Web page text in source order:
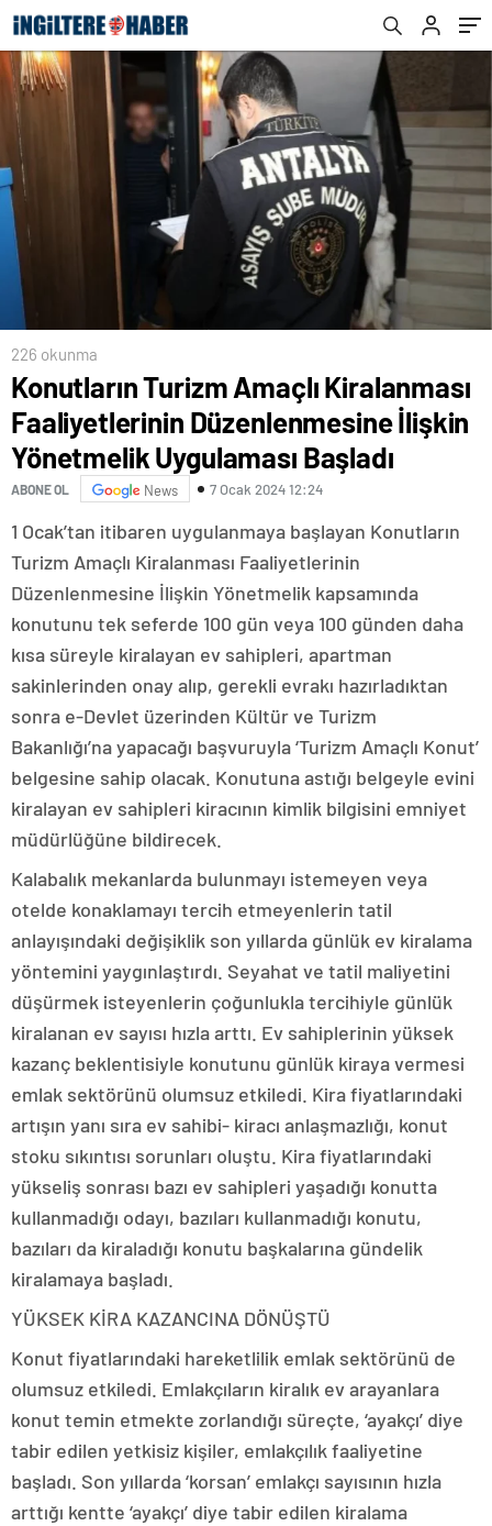
Yönetmelik Uygulaması Başladı
226 okunma
Konutların Turizm Amaçlı Kiralanması
Faaliyetlerinin Düzenlenmesine İlişkin
Yönetmelik Uygulaması Başladı
ABONE OL News 7 Ocak 2024 12:24
1 Ocak’tan itibaren uygulanmaya başlayan Konutların
Turizm Amaçlı Kiralanması Faaliyetlerinin
Düzenlenmesine İlişkin Yönetmelik kapsamında
konutunu tek seferde 100 gün veya 100 günden daha
kısa süreyle kiralayan ev sahipleri, apartman
sakinlerinden onay alıp, gerekli evrakı hazırladıktan
sonra e-Devlet üzerinden Kültür ve Turizm
Bakanlığı’na yapacağı başvuruyla ‘Turizm Amaçlı Konut’
belgesine sahip olacak. Konutuna astığı belgeyle evini
kiralayan ev sahipleri kiracının kimlik bilgisini emniyet
müdürlüğüne bildirecek.
Kalabalık mekanlarda bulunmayı istemeyen veya
otelde konaklamayı tercih etmeyenlerin tatil
anlayışındaki değişiklik son yıllarda günlük ev kiralama
yöntemini yaygınlaştırdı. Seyahat ve tatil maliyetini
düşürmek isteyenlerin çoğunlukla tercihiyle günlük
kiralanan ev sayısı hızla arttı. Ev sahiplerinin yüksek
kazanç beklentisiyle konutunu günlük kiraya vermesi
emlak sektörünü olumsuz etkiledi. Kira fiyatlarındaki
artışın yanı sıra ev sahibi- kiracı anlaşmazlığı, konut
stoku sıkıntısı sorunları oluştu. Kira fiyatlarındaki
yükseliş sonrası bazı ev sahipleri yaşadığı konutta
kullanmadığı odayı, bazıları kullanmadığı konutu,
bazıları da kiraladığı konutu başkalarına gündelik
kiralamaya başladı.
YÜKSEK KİRA KAZANCINA DÖNÜŞTÜ
Konut fiyatlarındaki hareketlilik emlak sektörünü de
olumsuz etkiledi. Emlakçıların kiralık ev arayanlara
konut temin etmekte zorlandığı süreçte, ‘ayakçı’ diye
tabir edilen yetkisiz kişiler, emlakçılık faaliyetine
başladı. Son yıllarda ‘korsan’ emlakçı sayısının hızla
arttığı kentte ‘ayakçı’ diye tabir edilen kiralama